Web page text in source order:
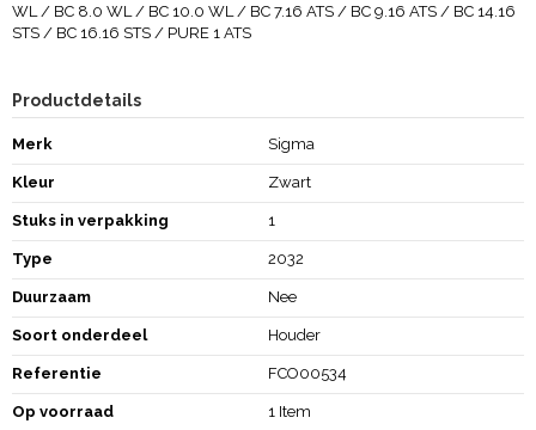
WL / BC 8.0 WL / BC 10.0 WL / BC 7.16 ATS / BC 9.16 ATS / BC 14.16
STS / BC 16.16 STS / PURE 1 ATS
Productdetails
Merk Sigma
Kleur Zwart
Stuks in verpakking 1
Type 2032
Duurzaam Nee
Soort onderdeel Houder
Referentie FCO00534
Op voorraad 1 Item